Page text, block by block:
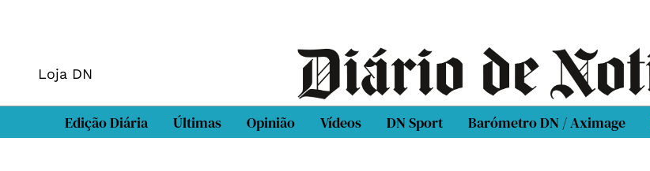
Loja DN
Edição Diária Últimas Opinião Vídeos DN Sport Barómetro DN / Aximage